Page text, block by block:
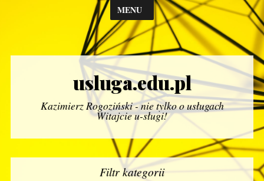
MENU
usluga.edu.pl
Kazimierz Rogoziński - nie tylko o usługach
Witajcie u-sługi!
Filtr kategorii